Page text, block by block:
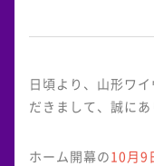
日頃より、山形ワ
だきまして、誠にあ
ホーム開幕の10月9